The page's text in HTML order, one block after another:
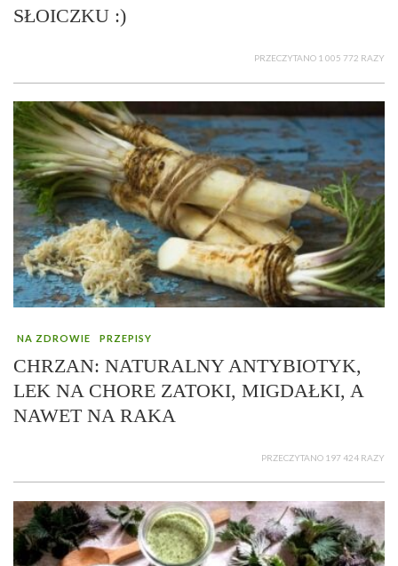
SŁOICZKU :)
PRZECZYTANO 1 005 772 RAZY
NA ZDROWIE PRZEPISY
CHRZAN: NATURALNY ANTYBIOTYK,
LEK NA CHORE ZATOKI, MIGDAŁKI, A
NAWET NA RAKA
PRZECZYTANO 197 424 RAZY